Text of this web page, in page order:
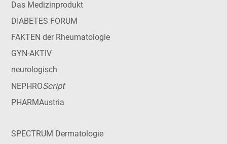
Das Medizinprodukt
DIABETES FORUM
FAKTEN der Rheumatologie
GYN-AKTIV
neurologisch
NEPHROScript
PHARMAustria
SPECTRUM Dermatologie